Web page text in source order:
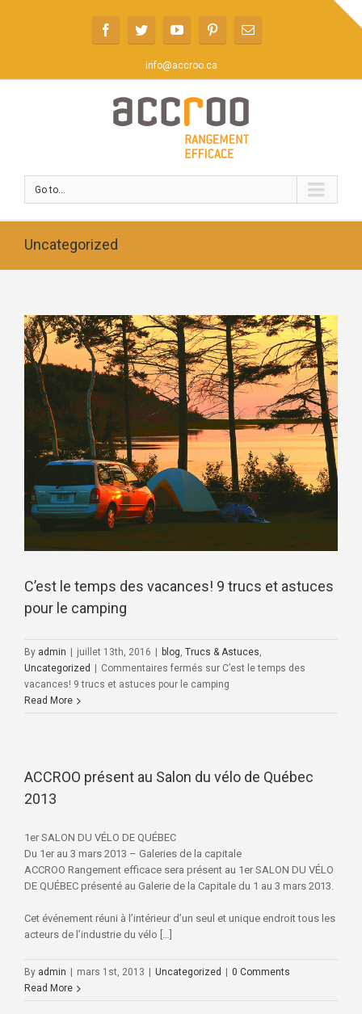
info@accroo.ca
Go to...
Uncategorized
C’est le temps des vacances! 9 trucs et astuces
pour le camping
By admin juillet 13th, 2016 blog, Trucs & Astuces,
Uncategorized
Commentaires fermés sur C’est le temps des
vacances! 9 trucs et astuces pour le camping
Read More
ACCROO présent au Salon du vélo de Québec
2013
1er SALON DU VÉLO DE QUÉBEC
Du 1er au 3 mars 2013 – Galeries de la capitale
ACCROO Rangement efficace sera présent au 1er SALON DU VÉLO
DE QUÉBEC présenté au Galerie de la Capitale du 1 au 3 mars 2013.
Cet événement réuni à l’intérieur d’un seul et unique endroit tous les
acteurs de l’industrie du vélo […]
By admin mars 1st, 2013 Uncategorized
0 Comments
Read More